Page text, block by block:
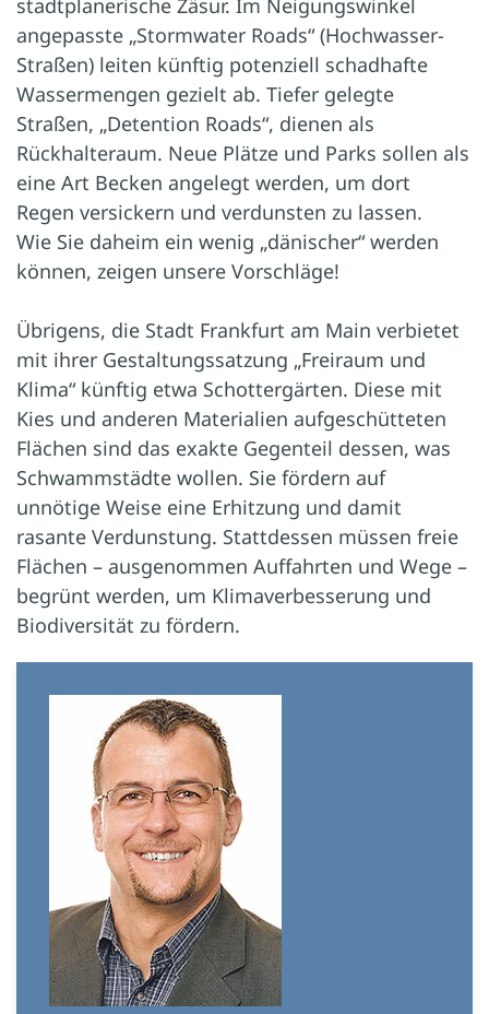
stadtplanerische Zäsur. Im Neigungswinkel
angepasste „Stormwater Roads“ (Hochwasser-
Straßen) leiten künftig potenziell schadhafte
Wassermengen gezielt ab. Tiefer gelegte
Straßen, „Detention Roads“, dienen als
Rückhalteraum. Neue Plätze und Parks sollen als
eine Art Becken angelegt werden, um dort
Regen versickern und verdunsten zu lassen.
Wie Sie daheim ein wenig „dänischer“ werden
können, zeigen unsere Vorschläge!
Übrigens, die Stadt Frankfurt am Main verbietet
mit ihrer Gestaltungssatzung „Freiraum und
Klima“ künftig etwa Schottergärten. Diese mit
Kies und anderen Materialien aufgeschütteten
Flächen sind das exakte Gegenteil dessen, was
Schwammstädte wollen. Sie fördern auf
unnötige Weise eine Erhitzung und damit
rasante Verdunstung. Stattdessen müssen freie
Flächen – ausgenommen Auffahrten und Wege –
begrünt werden, um Klimaverbesserung und
Biodiversität zu fördern.